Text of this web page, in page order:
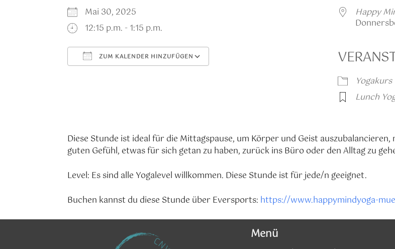
Mai 30, 2025
12:15 p.m. - 1:15 p.m.
ZUM KALENDER HINZUFÜGEN
iCalendar
Happy
Yogakurs
Lunch
Diese Stunde ist ideal für die Mittagspause, um Körper und Geist
guten Gefühl, etwas für sich getan zu haben, zurück ins Büro oder den Alltag zu
Level: Es sind alle Yogalevel willkommen. Diese Stunde ist für jede/n geeignet.
Buchen kannst du diese Stunde über Eversports: https://www.happymindyoga-
Menü